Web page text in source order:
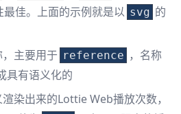
最佳。上面的示例就是以 svg 的
主要用于 reference ，名称
具有语义化的
染出来的Lottie Web播放次数，